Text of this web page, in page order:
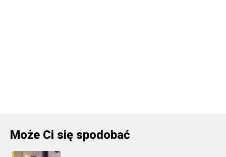
Może Ci się spodobać